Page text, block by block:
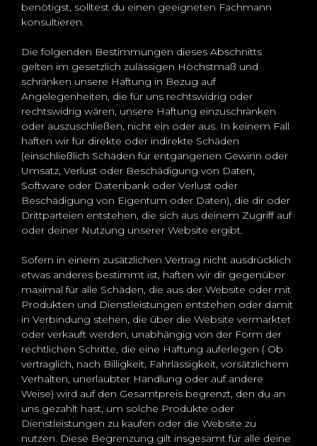
benötigst, solltest du einen geeigneten Fachmann
konsultieren.
Die folgenden Bestimmungen dieses Abschnitts
gelten im gesetzlich zulässigen Höchstmaß und
schränken unsere Haftung in Bezug auf
Angelegenheiten, die für uns rechtswidrig oder
rechtswidrig wären, unsere Haftung einzuschränken
oder auszuschließen, nicht ein oder aus. In keinem Fall
haften wir für direkte oder indirekte Schäden
(einschließlich Schäden für entgangenen Gewinn oder
Umsatz, Verlust oder Beschädigung von Daten,
Software oder Datenbank oder Verlust oder
Beschädigung von Eigentum oder Daten), die dir oder
Drittparteien entstehen, die sich aus deinem Zugriff auf
oder deiner Nutzung unserer Website ergibt.
Sofern in einem zusätzlichen Vertrag nicht ausdrücklich
etwas anderes bestimmt ist, haften wir dir gegenüber
maximal für alle Schäden, die aus der Website oder mit
Produkten und Dienstleistungen entstehen oder damit
in Verbindung stehen, die über die Website vermarktet
oder verkauft werden, unabhängig von der Form der
rechtlichen Schritte, die eine Haftung auferlegen ( Ob
vertraglich, nach Billigkeit, Fahrlässigkeit, vorsätzlichem
Verhalten, unerlaubter Handlung oder auf andere
Weise) wird auf den Gesamtpreis begrenzt, den du an
uns gezahlt hast, um solche Produkte oder
Dienstleistungen zu kaufen oder die Website zu
nutzen. Diese Begrenzung gilt insgesamt für alle deine